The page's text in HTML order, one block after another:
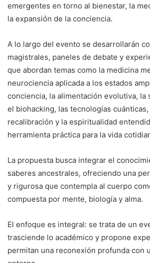
emergentes en torno al bienestar, la
la expansión de la conciencia.
A lo largo del evento se desarrollarán
magistrales, paneles de debate y
que abordan temas como la medicina
neurociencia aplicada a los estados
conciencia, la alimentación evolutiva, la
el biohacking, las tecnologías
recalibración y la espiritualidad
herramienta práctica para la vida
La propuesta busca integrar el
saberes ancestrales, ofreciendo una
y rigurosa que contempla al cuerpo
compuesta por mente, biología y alma.
El enfoque es integral: se trata de un
trasciende lo académico y propone
permitan una reconexión profunda con